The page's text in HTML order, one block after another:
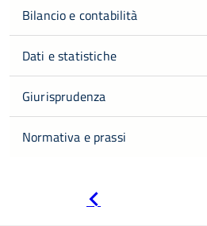
Bilancio e contabilità
Dati e statistiche
Giurisprudenza
Normativa e prassi